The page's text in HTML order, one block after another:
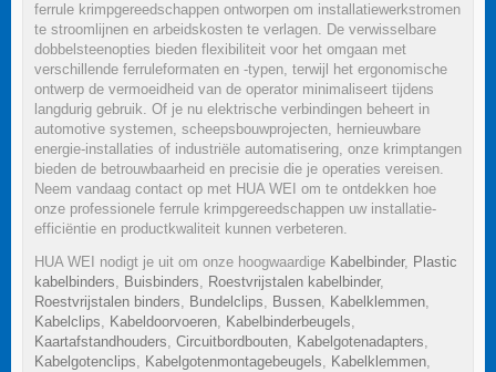
ferrule krimpgereedschappen ontworpen om installatiewerkstromen
te stroomlijnen en arbeidskosten te verlagen. De verwisselbare
dobbelsteenopties bieden flexibiliteit voor het omgaan met
verschillende ferruleformaten en -typen, terwijl het ergonomische
ontwerp de vermoeidheid van de operator minimaliseert tijdens
langdurig gebruik. Of je nu elektrische verbindingen beheert in
automotive systemen, scheepsbouwprojecten, hernieuwbare
energie-installaties of industriële automatisering, onze krimptangen
bieden de betrouwbaarheid en precisie die je operaties vereisen.
Neem vandaag contact op met HUA WEI om te ontdekken hoe
onze professionele ferrule krimpgereedschappen uw installatie-
efficiëntie en productkwaliteit kunnen verbeteren.
HUA WEI nodigt je uit om onze hoogwaardige Kabelbinder, Plastic
kabelbinders, Buisbinders, Roestvrijstalen kabelbinder,
Roestvrijstalen binders, Bundelclips, Bussen, Kabelklemmen,
Kabelclips, Kabeldoorvoeren, Kabelbinderbeugels,
Kaartafstandhouders, Circuitbordbouten, Kabelgotenadapters,
Kabelgotenclips, Kabelgotenmontagebeugels, Kabelklemmen,